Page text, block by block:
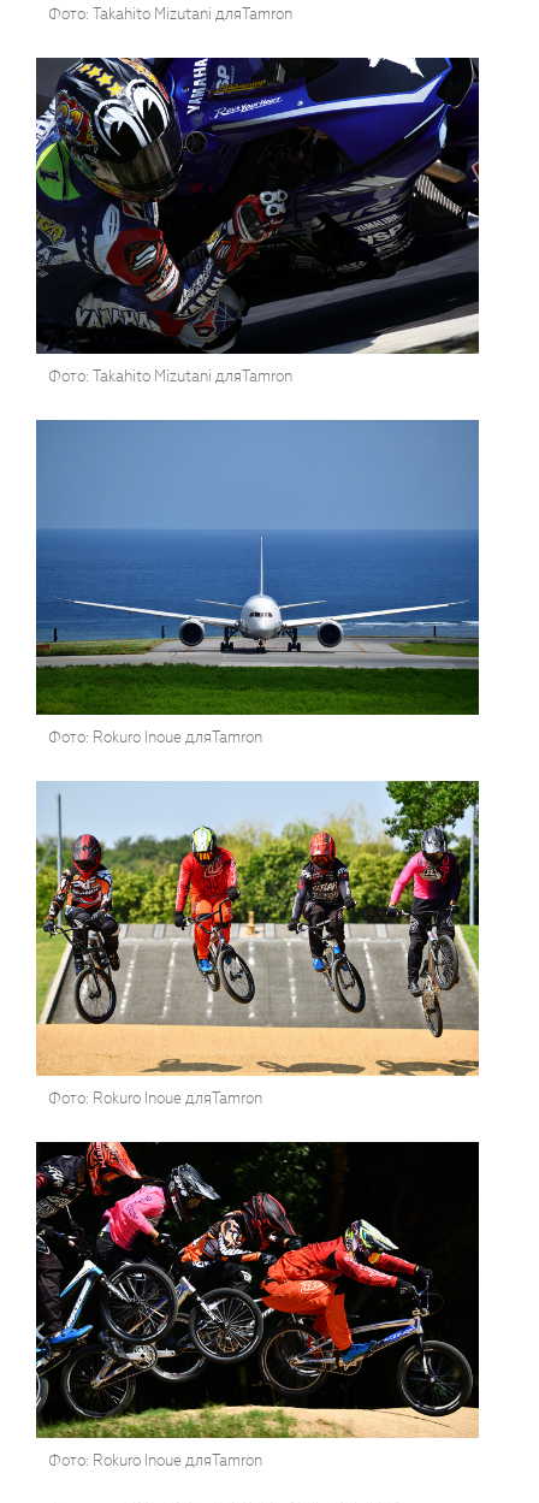
Фото: Takahito Mizutani дляTamron
Фото: Takahito Mizutani дляTamron
Фото: Rokuro Inoue дляTamron
Фото: Rokuro Inoue дляTamron
Фото: Rokuro Inoue дляTamron